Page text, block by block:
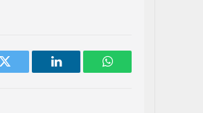
Twitter LinkedIn WhatsApp